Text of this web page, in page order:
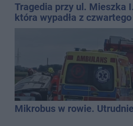
Tragedia przy ul. Mieszka
która wypadła z
Mikrobus w rowie.